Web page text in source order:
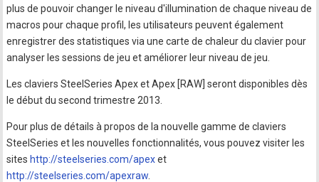
plus de pouvoir changer le niveau d'illumination de chaque niveau de
macros pour chaque profil, les utilisateurs peuvent également
enregistrer des statistiques via une carte de chaleur du clavier pour
analyser les sessions de jeu et améliorer leur niveau de jeu.
Les claviers SteelSeries Apex et Apex [RAW] seront disponibles dès
le début du second trimestre 2013.
Pour plus de détails à propos de la nouvelle gamme de claviers
SteelSeries et les nouvelles fonctionnalités, vous pouvez visiter les
sites http://steelseries.com/apexet
http://steelseries.com/apexraw